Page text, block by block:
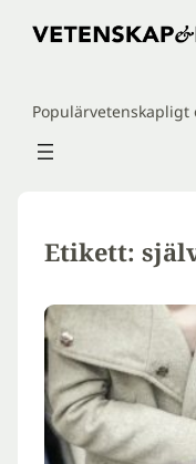
Hoppa
Etikett: